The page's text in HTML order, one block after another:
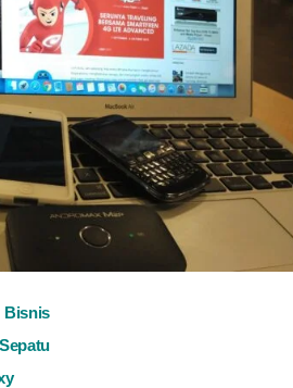
Bisnis
Sepatu